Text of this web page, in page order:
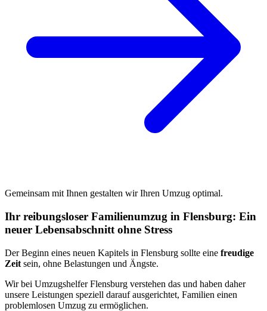
Gemeinsam mit Ihnen gestalten wir Ihren Umzug optimal.
Ihr reibungsloser Familienumzug in Flensburg: Ein
neuer Lebensabschnitt ohne Stress
Der Beginn eines neuen Kapitels in Flensburg sollte eine freudige
Zeit sein, ohne Belastungen und Ängste.
Wir bei Umzugshelfer Flensburg verstehen das und haben daher
unsere Leistungen speziell darauf ausgerichtet, Familien einen
problemlosen Umzug zu ermöglichen.